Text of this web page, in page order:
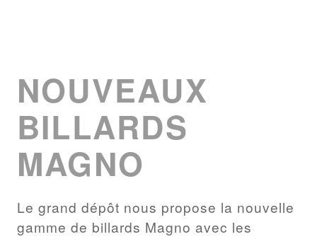
NOUVEAUX
BILLARDS
MAGNO
Le grand dépôt nous propose la nouvelle
gamme de billards Magno avec les